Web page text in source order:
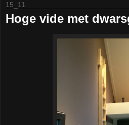
15_11
Hoge vide met